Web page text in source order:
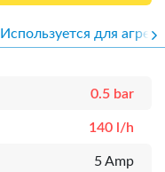
Используется для
0.5 bar
140 l/h
5 Amp